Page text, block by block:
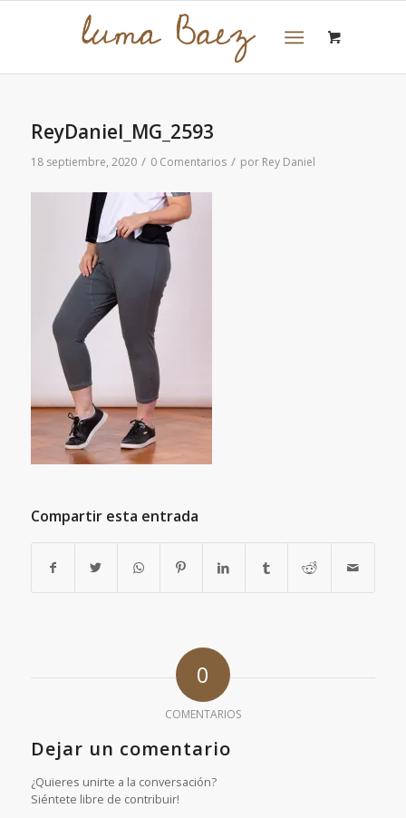
ReyDaniel_MG_2593
18 septiembre, 2020 / 0 Comentarios / por Rey Daniel
Compartir esta entrada
0
COMENTARIOS
Dejar un comentario
¿Quieres unirte a la conversación?
Siéntete libre de contribuir!